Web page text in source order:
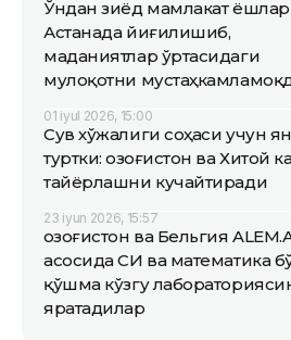
Ўндан зиёд мамлакат
Астанада йиғилишиб,
маданиятлар ўртасидаги
мулоқотни
01 iyul 2026, 15:00
Сув хўжалиги соҳаси учун
туртки: Қозоғистон ва Хитой
тайёрлашни кучайтиради
23 iyun 2026, 15:57
Қозоғистон ва Бельгия
асосида СИ ва математика
қўшма кўзгу
яратадилар